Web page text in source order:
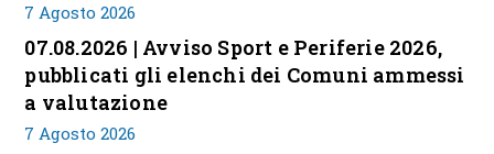
7 Agosto 2026
07.08.2026 | Avviso Sport e Periferie 2026,
pubblicati gli elenchi dei Comuni ammessi
a valutazione
7 Agosto 2026